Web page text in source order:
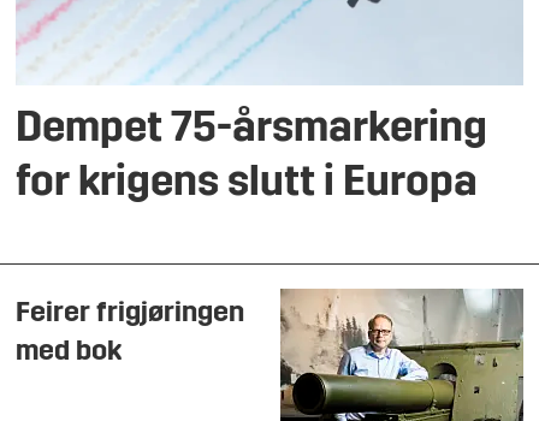
Dempet 75-årsmarkering
for krigens slutt i Europa
Feirer frigjøringen
med bok